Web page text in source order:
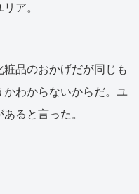
ア。
品のおかげだが同じも
わからないからだ。ユ
ると言った。